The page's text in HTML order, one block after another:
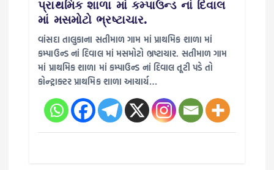
પ્રાથમિક શાળા માં કમ્પાઉન્ડ નાં દિવાલ
માં મસમોટો ભ્રષ્ટાચાર.
વાંસદા તાલુકાના સતીમાળ ગામ માં પ્રાથમિક શાળા માં
કમ્પાઉન્ડ નાં દિવાલ માં મસમોટો ભ્રષ્ટાચાર. સતીમાળ ગામ
માં પ્રાથમિક શાળા માં કમ્પાઉન્ડ નાં દિવાલ તૂટી પડે તો
કોન્ટ્રાક્ટર પ્રાથમિક શાળા આચાર્ય…